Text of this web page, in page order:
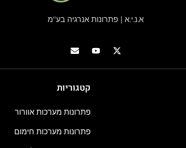
א.נ.י.א | פתרונות אנרגיה בע"מ
קטגוריות
פתרונות מערכות אוורור
פתרונות מערכות חימום